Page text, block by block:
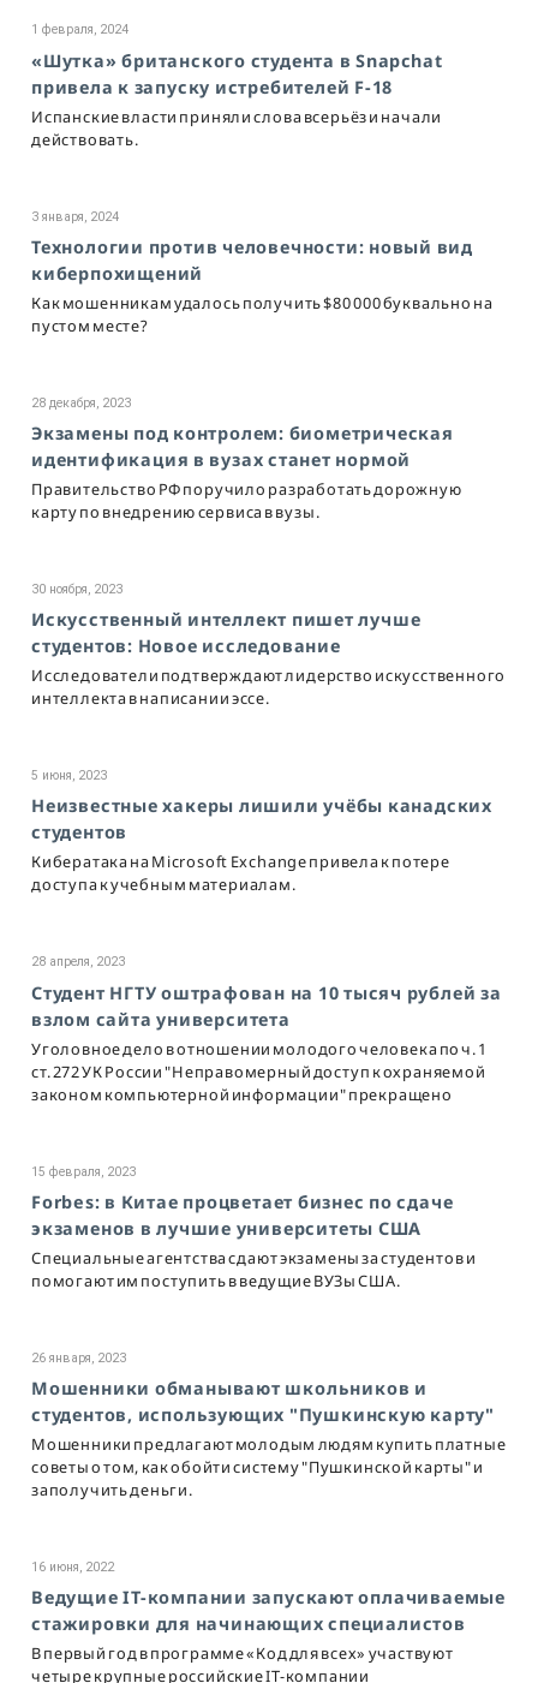
1 февраля, 2024
«Шутка» британского студента в Snapchat
привела к запуску истребителей F-18
Испанские власти приняли слова всерьёз и начали
действовать.
3 января, 2024
Технологии против человечности: новый вид
киберпохищений
Как мошенникам удалось получить $80 000 буквально на
пустом месте?
28 декабря, 2023
Экзамены под контролем: биометрическая
идентификация в вузах станет нормой
Правительство РФ поручило разработать дорожную
карту по внедрению сервиса в вузы.
30 ноября, 2023
Искусственный интеллект пишет лучше
студентов: Новое исследование
Исследователи подтверждают лидерство искусственного
интеллекта в написании эссе.
5 июня, 2023
Неизвестные хакеры лишили учёбы канадских
студентов
Кибератака на Microsoft Exchange привела к потере
доступа к учебным материалам.
28 апреля, 2023
Студент НГТУ оштрафован на 10 тысяч рублей за
взлом сайта университета
Уголовное дело в отношении молодого человека по ч. 1
ст. 272 УК России "Неправомерный доступ к охраняемой
законом компьютерной информации" прекращено
15 февраля, 2023
Forbes: в Китае процветает бизнес по сдаче
экзаменов в лучшие университеты США
Специальные агентства сдают экзамены за студентов и
помогают им поступить в ведущие ВУЗы США.
26 января, 2023
Мошенники обманывают школьников и
студентов, использующих "Пушкинскую карту"
Мошенники предлагают молодым людям купить платные
советы о том, как обойти систему "Пушкинской карты" и
заполучить деньги.
16 июня, 2022
Ведущие IT-компании запускают оплачиваемые
стажировки для начинающих специалистов
В первый год в программе «Код для всех» участвуют
четыре крупные российские IT-компании